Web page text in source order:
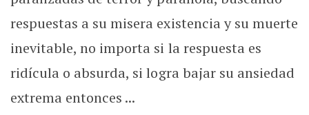
respuestas a su misera existencia y su muerte
inevitable, no importa si la respuesta es
ridícula o absurda, si logra bajar su ansiedad
extrema entonces ...